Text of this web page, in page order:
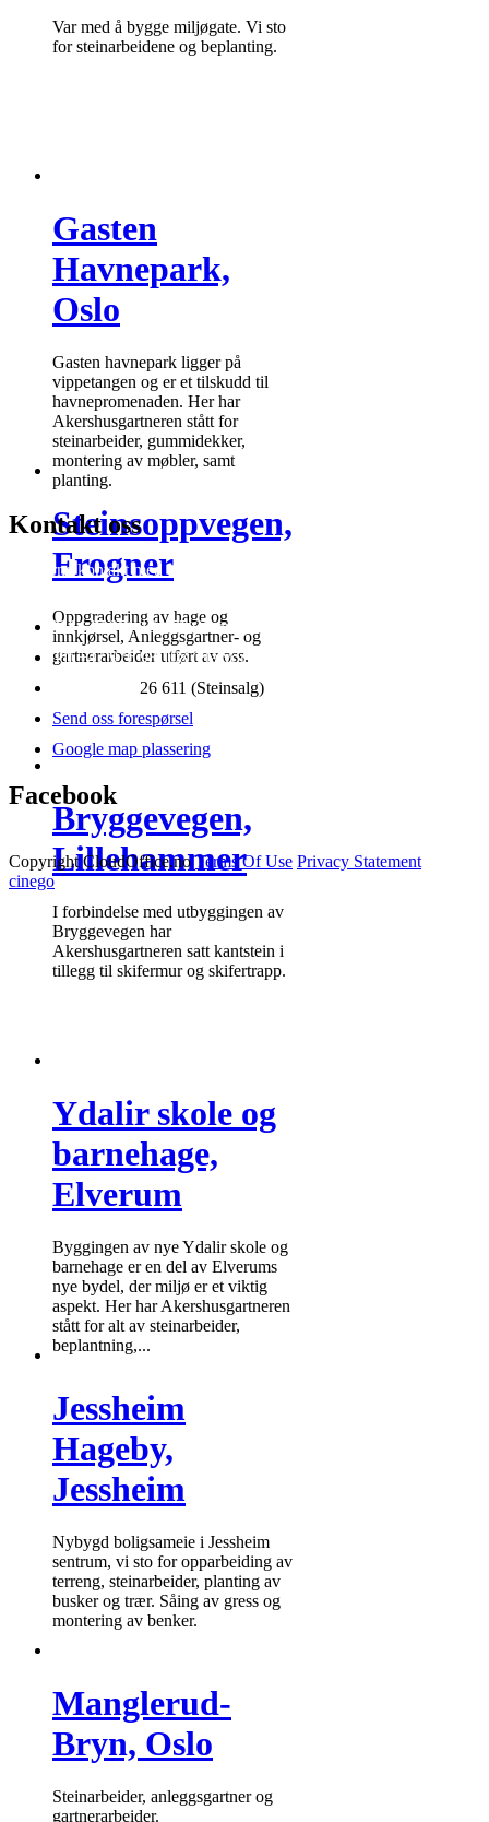
Var med å bygge miljøgate. Vi sto
for steinarbeidene og beplanting.
Gasten
Havnepark,
Oslo
Gasten havnepark ligger på
vippetangen og er et tilskudd til
havnepromenaden. Her har
Akershusgartneren stått for
steinarbeider, gummidekker,
montering av møbler, samt
planting.
Steinsoppvegen,
Frogner
Oppgradering av hage og
innkjørsel, Anleggsgartner- og
gartnerarbeider utført av oss.
Bryggevegen,
Lillehammer
I forbindelse med utbyggingen av
Bryggevegen har
Akershusgartneren satt kantstein i
tillegg til skifermur og skifertrapp.
Ydalir skole og
barnehage,
Elverum
Byggingen av nye Ydalir skole og
barnehage er en del av Elverums
nye bydel, der miljø er et viktig
aspekt. Her har Akershusgartneren
stått for alt av steinarbeider,
beplantning,...
Jessheim
Hageby,
Jessheim
Nybygd boligsameie i Jessheim
sentrum, vi sto for opparbeiding av
terreng, steinarbeider, planting av
busker og trær. Såing av gress og
montering av benker.
Manglerud-
Bryn, Oslo
Steinarbeider, anleggsgartner og
gartnerarbeider.
Kontakt oss
Ta gjerne kontakt med oss for ytterligere informasjon om hva vi kan
tilby av tjenester og priser.
Tlf +47 971 18 457 (Snorre)
Tlf +47 976 98 108 (Halvor)
26 611 (Steinsalg)
Send oss forespørsel
Google map plassering
Facebook
Copyright CloudOffice.no Terms Of Use Privacy Statement
cinego